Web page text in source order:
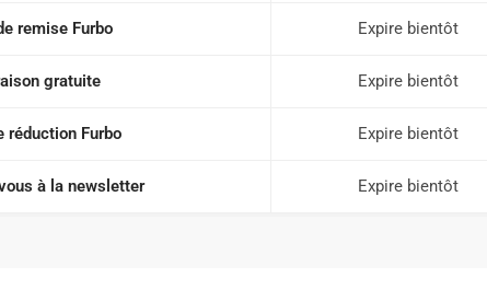
remise Furbo Expire bientôt
gratuite Expire bientôt
réduction Furbo Expire bientôt
à la newsletter Expire bientôt